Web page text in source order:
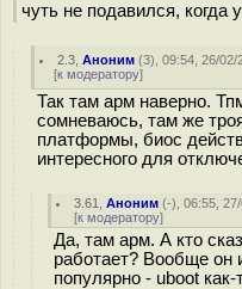
чуть не подавился, когда
2.3 ,Аноним (3), 09:54, 26/02/
[к модератору]
Так там арм наверно.
сомневаюсь, там же
платформы, биос
интересного для
3.61 ,Аноним (-), 06:55,
[к модератору]
Да, там арм. А кто
работает? Вообще он
популярно - uboot